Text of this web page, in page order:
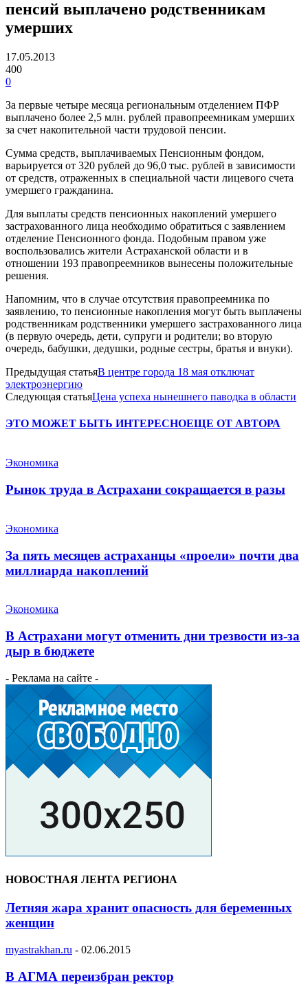
пенсий выплачено родственникам
умерших
17.05.2013
400
0
За первые четыре месяца региональным отделением ПФР
выплачено более 2,5 млн. рублей правопреемникам умерших
за счет накопительной части трудовой пенсии.
Сумма средств, выплачиваемых Пенсионным фондом,
варьируется от 320 рублей до 96,0 тыс. рублей в зависимости
от средств, отраженных в специальной части лицевого счета
умершего гражданина.
Для выплаты средств пенсионных накоплений умершего
застрахованного лица необходимо обратиться с заявлением
отделение Пенсионного фонда. Подобным правом уже
воспользовались жители Астраханской области и в
отношении 193 правопреемников вынесены положительные
решения.
Напомним, что в случае отсутствия правопреемника по
заявлению, то пенсионные накопления могут быть выплачены
родственникам родственники умершего застрахованного лица
(в первую очередь, дети, супруги и родители; во вторую
очередь, бабушки, дедушки, родные сестры, братья и внуки).
Предыдущая статьяВ центре города 18 мая отключат
электроэнергию
Следующая статьяЦена успеха нынешнего паводка в области
ЭТО МОЖЕТ БЫТЬ ИНТЕРЕСНОЕЩЕ ОТ АВТОРА
Экономика
Рынок труда в Астрахани сокращается в разы
Экономика
За пять месяцев астраханцы «проели» почти два
миллиарда накоплений
Экономика
В Астрахани могут отменить дни трезвости из-за
дыр в бюджете
- Реклама на сайте -
НОВОСТНАЯ ЛЕНТА РЕГИОНА
Летняя жара хранит опасность для беременных
женщин
myastrakhan.ru - 02.06.2015
В АГМА переизбран ректор